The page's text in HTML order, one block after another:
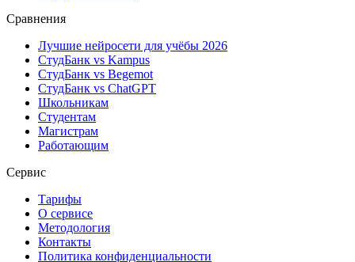
Сравнения
Лучшие нейросети для учёбы 2026
СтудБанк vs Kampus
СтудБанк vs Begemot
СтудБанк vs ChatGPT
Школьникам
Студентам
Магистрам
Работающим
Сервис
Тарифы
О сервисе
Методология
Контакты
Политика конфиденциальности